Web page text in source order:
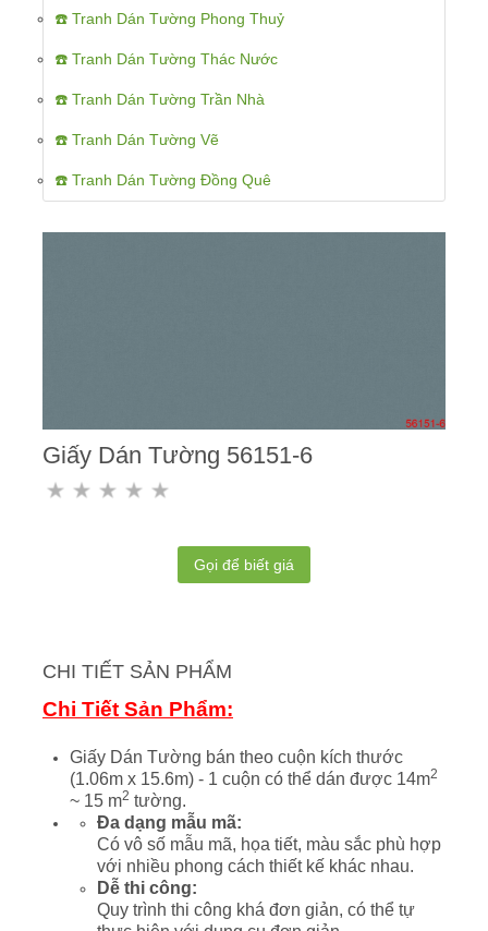
☎️ Tranh Dán Tường Phong Thuỷ
☎️ Tranh Dán Tường Thác Nước
☎️ Tranh Dán Tường Trần Nhà
☎️ Tranh Dán Tường Vẽ
☎️ Tranh Dán Tường Đồng Quê
Giấy Dán Tường 56151-6
Gọi để biết giá
CHI TIẾT SẢN PHẨM
Chi Tiết Sản Phẩm:
Giấy Dán Tường bán theo cuộn kích thước
(1.06m x 15.6m) - 1 cuộn có thể dán được 14m2
~ 15 m2 tường.
Đa dạng mẫu mã:
Có vô số mẫu mã, họa tiết, màu sắc phù hợp
với nhiều phong cách thiết kế khác nhau.
Dễ thi công:
Quy trình thi công khá đơn giản, có thể tự